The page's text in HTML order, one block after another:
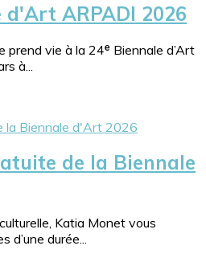
d'Art ARPADI 2026
prend vie à la 24ᵉ Biennale d’Art
à...
de la Biennale
Katia Monet vous
d’une durée...